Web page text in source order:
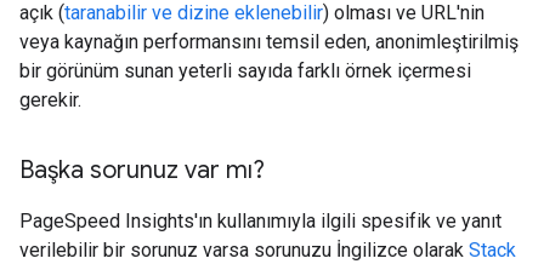
açık (taranabilir ve dizine eklenebilir) olması ve URL'nin
veya kaynağın performansını temsil eden, anonimleştirilmiş
bir görünüm sunan yeterli sayıda farklı örnek içermesi
gerekir.
Başka sorunuz var mı?
PageSpeed Insights'ın kullanımıyla ilgili spesifik ve yanıt
verilebilir bir sorunuz varsa sorunuzu İngilizce olarak Stack